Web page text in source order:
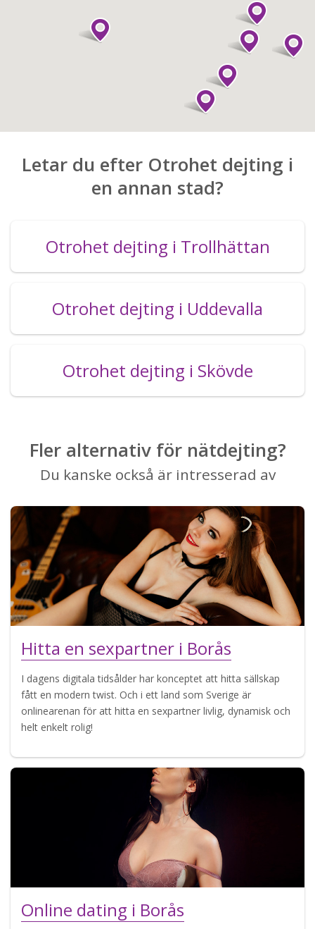
Letar du efter Otrohet dejting i
en annan stad?
Otrohet dejting i Trollhättan
Otrohet dejting i Uddevalla
Otrohet dejting i Skövde
Fler alternativ för nätdejting?
Du kanske också är intresserad av
Hitta en sexpartner i Borås
I dagens digitala tidsålder har konceptet att hitta sällskap
fått en modern twist. Och i ett land som Sverige är
onlinearenan för att hitta en sexpartner livlig, dynamisk och
helt enkelt rolig!
Online dating i Borås